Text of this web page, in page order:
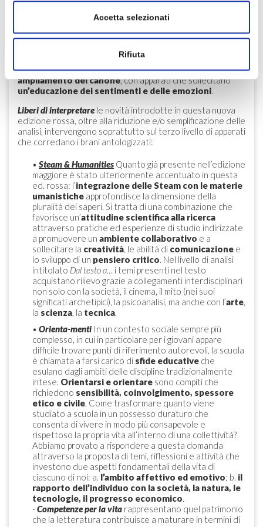
Accetta selezionati
Rifiuta
storia letteraria nei quali si ragiona in entrambe le edizioni,
sia nella sfera sociale in relazione soprattutto
all’immaginario. Questa prospettiva ha favorito un
ampliamento del canone, con apparati che sollecitano
un’educazione dei sentimenti e delle emozioni.
Liberi di interpretare le novità introdotte in questa nuova
edizione rossa, oltre alla riduzione e/o semplificazione delle
analisi, intervengono soprattutto sul terzo livello di apparati
che corredano i brani antologizzati:
• Steam & Humanities Quanto già presente nell’edizione
maggiore è stato ulteriormente accentuato in questa
ed. rossa: l’integrazione delle Steam con le materie
umanistiche approfondisce la dimensione della
pluralità dei saperi. Si tratta di una combinazione che
favorisce un’attitudine scientifica alla ricerca
attraverso pratiche ed esperienze di studio indirizzate
a promuovere un ambiente collaborativo e a
sollecitare la creatività, le abilità di comunicazione e
lo sviluppo di un pensiero critico. Nel livello di analisi
intitolato Dal testo a… i temi presenti nel testo
acquistano rilievo grazie a collegamenti interdisciplinari
non solo con la società, il cinema, il mito (nei suoi
significati archetipici), la psicoanalisi, ma anche con l’arte,
la scienza, la tecnica.
• Orienta-menti In un contesto sociale sempre più
complesso, in cui in particolare per i giovani appare
difficile trovare punti di riferimento autorevoli, la scuola
è chiamata a farsi carico di sfide educative che
esulano dagli ambiti delle discipline tradizionalmente
intese. Orientarsi e orientare sono compiti che
richiedono sensibilità, coinvolgimento, spessore
etico e civile. Come trasformare quanto viene
studiato a scuola in un possesso duraturo che
consenta di vivere in modo più consapevole e
rispettoso la propria vita all’interno di una collettività?
Abbiamo provato a rispondere a questa domanda
attraverso la proposta di temi, riflessioni e attività che
investono due aspetti fondamentali della vita di
ciascuno di noi: a. l’ambito affettivo ed emotivo; b. il
rapporto dell’individuo con la società, la natura, le
tecnologie, il progresso economico.
-Competenze per la vita rappresentano quel patrimonio
che la letteratura contribuisce a maturare in termini di